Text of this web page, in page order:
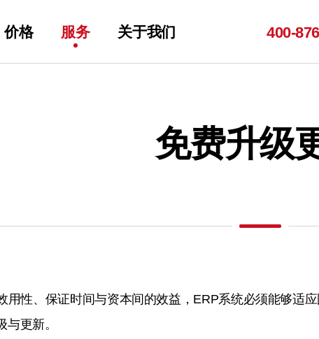
价格 服务 关于我们 400-
免费升级
用性、保证时间与资本间的效益，ERP系统必须能够适
更新。